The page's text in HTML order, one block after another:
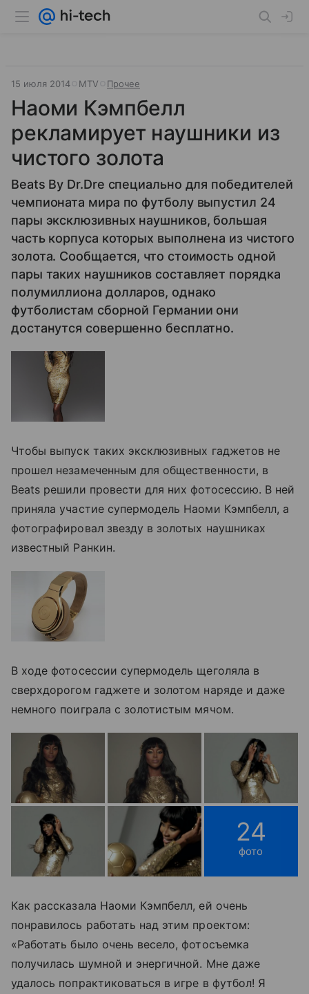
15 июля 2014 MTV Прочее
Наоми Кэмпбелл
рекламирует наушники из
чистого золота
Beats By Dr.Dre специально для победителей
чемпионата мира по футболу выпустил 24
пары эксклюзивных наушников, большая
часть корпуса которых выполнена из чистого
золота. Сообщается, что стоимость одной
пары таких наушников составляет порядка
полумиллиона долларов, однако
футболистам сборной Германии они
достанутся совершенно бесплатно.
Чтобы выпуск таких эксклюзивных гаджетов не
прошел незамеченным для общественности, в
Beats решили провести для них фотосессию. В ней
приняла участие супермодель Наоми Кэмпбелл, а
фотографировал звезду в золотых наушниках
известный Ранкин.
В ходе фотосессии супермодель щеголяла в
сверхдорогом гаджете и золотом наряде и даже
немного поиграла с золотистым мячом.
24
фото
Как рассказала Наоми Кэмпбелл, ей очень
понравилось работать над этим проектом:
«Работать было очень весело, фотосъемка
получилась шумной и энергичной. Мне даже
удалось попрактиковаться в игре в футбол! Я